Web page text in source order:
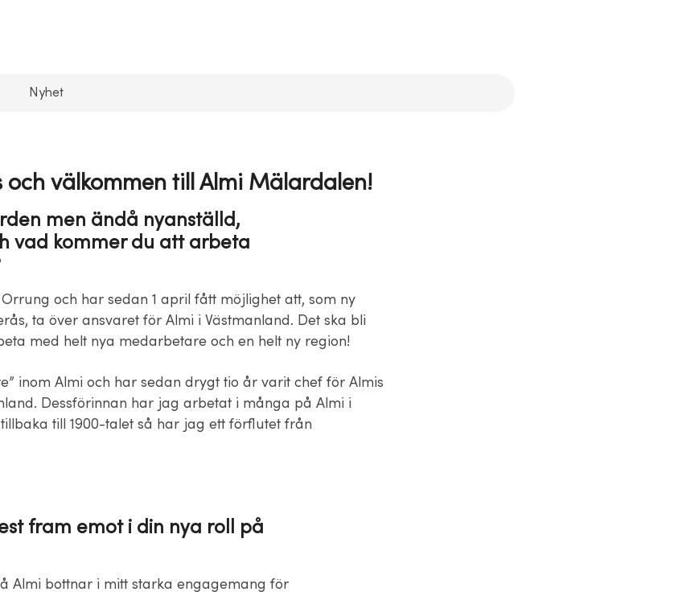
Nyhet
och välkommen till Almi Mälardalen!
men ändå nyanställd,
vad kommer du att arbeta
Orrung och har sedan 1 april fått möjlighet att, som ny
ta över ansvaret för Almi i Västmanland. Det ska bli
med helt nya medarbetare och en helt ny region!
inom Almi och har sedan drygt tio år varit chef för Almis
Dessförinnan har jag arbetat i många på Almi i
till 1900-talet så har jag ett förflutet från
fram emot i din nya roll på
Almi bottnar i mitt starka engagemang för